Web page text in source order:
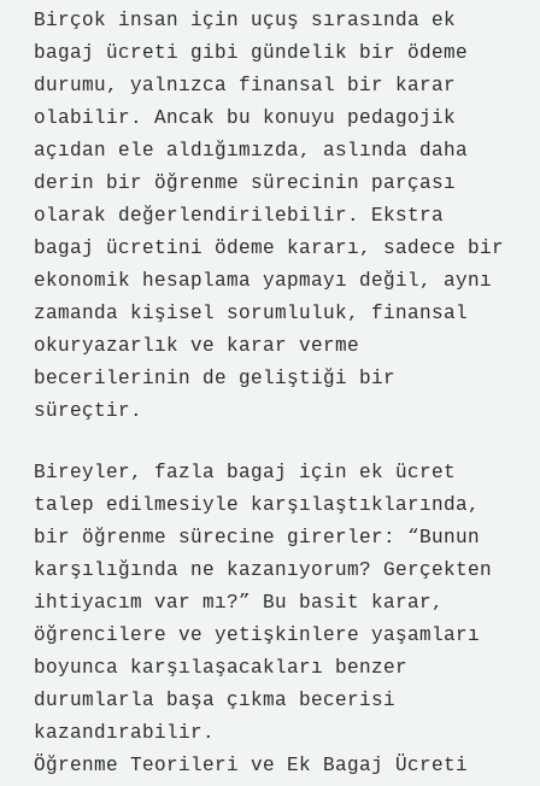
Birçok insan için uçuş sırasında ek
bagaj ücreti gibi gündelik bir ödeme
durumu, yalnızca finansal bir karar
olabilir. Ancak bu konuyu pedagojik
açıdan ele aldığımızda, aslında daha
derin bir öğrenme sürecinin parçası
olarak değerlendirilebilir. Ekstra
bagaj ücretini ödeme kararı, sadece bir
ekonomik hesaplama yapmayı değil, aynı
zamanda kişisel sorumluluk, finansal
okuryazarlık ve karar verme
becerilerinin de geliştiği bir
süreçtir.
Bireyler, fazla bagaj için ek ücret
talep edilmesiyle karşılaştıklarında,
bir öğrenme sürecine girerler: “Bunun
karşılığında ne kazanıyorum? Gerçekten
ihtiyacım var mı?” Bu basit karar,
öğrencilere ve yetişkinlere yaşamları
boyunca karşılaşacakları benzer
durumlarla başa çıkma becerisi
kazandırabilir.
Öğrenme Teorileri ve Ek Bagaj Ücreti